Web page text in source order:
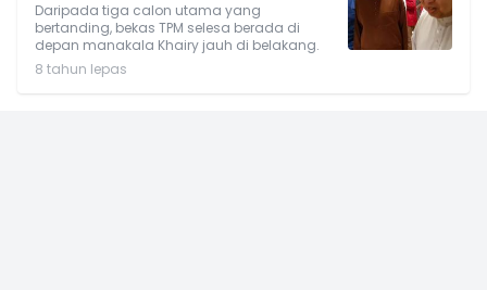
Daripada tiga calon utama yang
bertanding, bekas TPM selesa berada di
depan manakala Khairy jauh di belakang.
8 tahun lepas